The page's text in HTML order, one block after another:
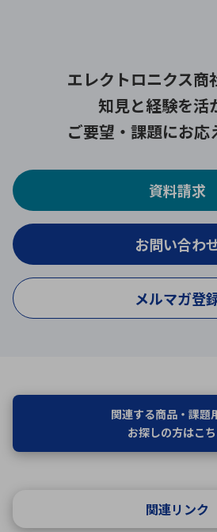
エレクトロニクス商
知見と経験を活
ご要望・課題にお応
資料請求
お問い合わ
メルマガ登
関連する商品・課題
お探しの方はこ
関連リンク